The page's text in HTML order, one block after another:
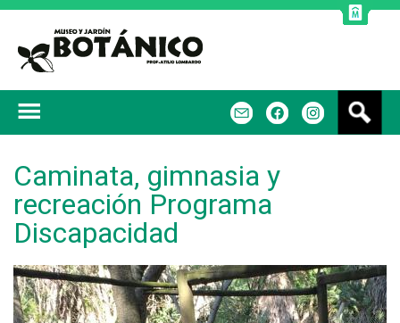
Caminata, gimnasia y
recreación Programa
Discapacidad
s